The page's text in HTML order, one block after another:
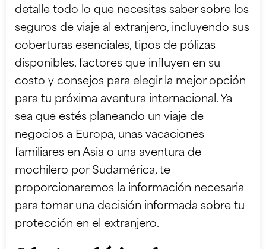
detalle todo lo que necesitas saber sobre los
seguros de viaje al extranjero, incluyendo sus
coberturas esenciales, tipos de pólizas
disponibles, factores que influyen en su
costo y consejos para elegir la mejor opción
para tu próxima aventura internacional. Ya
sea que estés planeando un viaje de
negocios a Europa, unas vacaciones
familiares en Asia o una aventura de
mochilero por Sudamérica, te
proporcionaremos la información necesaria
para tomar una decisión informada sobre tu
protección en el extranjero.